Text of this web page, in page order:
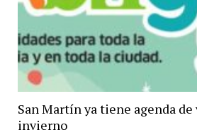
San Martín ya tiene agenda de
invierno